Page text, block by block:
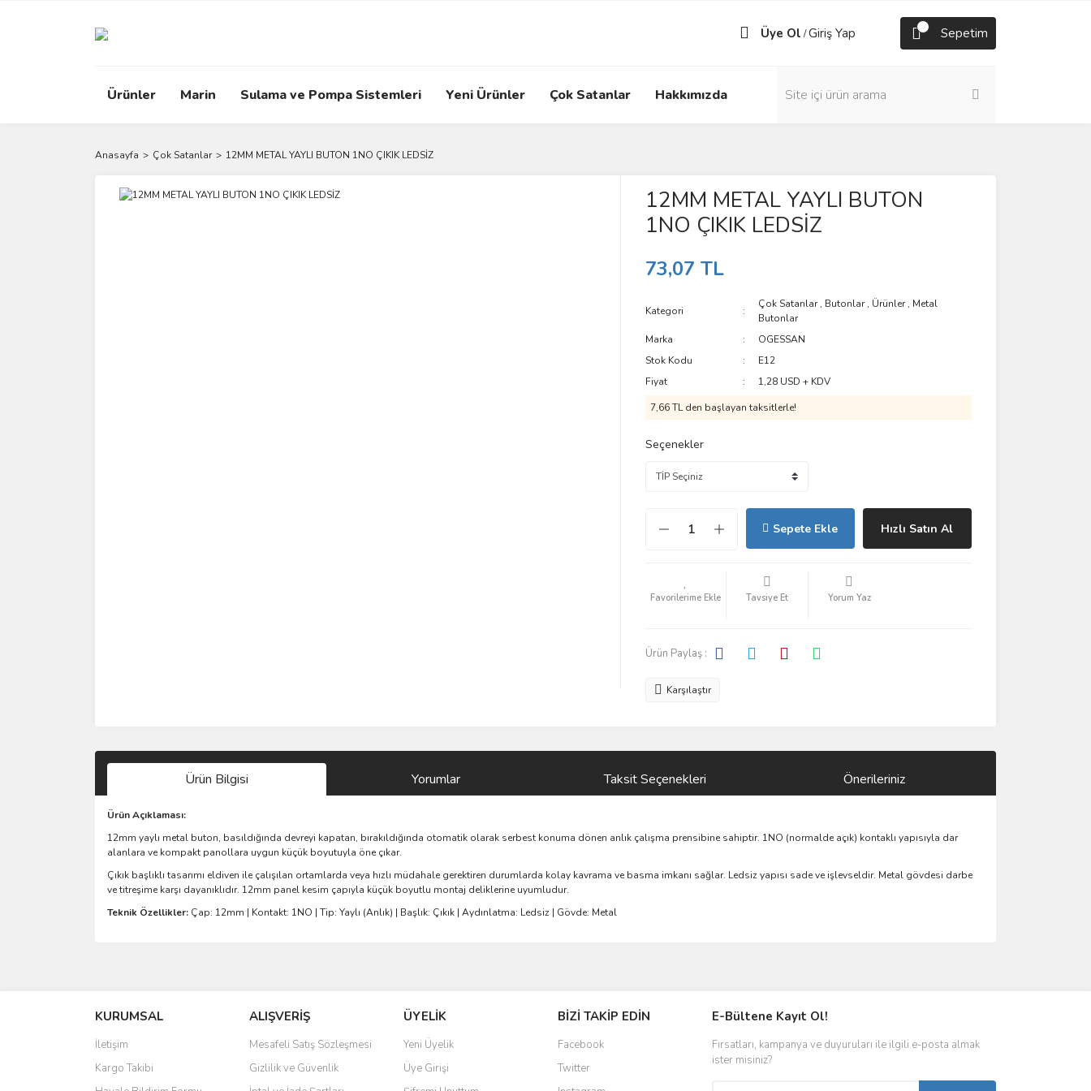
Üye Ol /Giriş Yap Sepetim
Ürünler Marin Sulama ve Pompa Sistemleri Yeni Ürünler Çok Satanlar Hakkımızda
Anasayfa Çok Satanlar 12MM METAL YAYLI BUTON 1NO ÇIKIK LEDSİZ
12MM METAL YAYLI BUTON
1NO ÇIKIK LEDSİZ
73,07 TL
Kategori
Çok Satanlar, Butonlar, Ürünler, Metal
Butonlar
Marka
OGESSAN
Stok Kodu
E12
Fiyat
1,28 USD + KDV
7,66 TL den başlayan taksitlerle!
Seçenekler
Sepete Ekle Hızlı Satın Al
Tavsiye Et Yorum Yaz
Ürün Paylaş :
Karşılaştır
Ürün Bilgisi Yorumlar Taksit Seçenekleri Önerileriniz
Ürün Açıklaması:
12mm yaylı metal buton, basıldığında devreyi kapatan, bırakıldığında otomatik olarak serbest konuma dönen anlık çalışma prensibine sahiptir. 1NO (normalde açık) kontaklı yapısıyla dar
alanlara ve kompakt panollara uygun küçük boyutuyla öne çıkar.
Çıkık başlıklı tasarımı eldiven ile çalışılan ortamlarda veya hızlı müdahale gerektiren durumlarda kolay kavrama ve basma imkanı sağlar. Ledsiz yapısı sade ve işlevseldir. Metal gövdesi darbe
ve titreşime karşı dayanıklıdır. 12mm panel kesim çapıyla küçük boyutlu montaj deliklerine uyumludur.
Teknik Özellikler: Çap: 12mm | Kontakt: 1NO | Tip: Yaylı (Anlık) | Başlık: Çıkık | Aydınlatma: Ledsiz | Gövde: Metal
Ürün resmi kalitesiz, bozuk veya görüntülenemiyor.
Ürün açıklamasında eksik bilgiler bulunuyor.
Ürün bilgilerinde hatalar bulunuyor.
Ürün fiyatı diğer sitelerden daha pahalı.
KURUMSAL
İletişim
Kargo Takibi
ALIŞVERİŞ
Mesafeli Satış Sözleşmesi
Gizlilik ve Güvenlik
ÜYELİK
Yeni Üyelik
Üye Girişi
BİZİ TAKİP EDİN
Facebook
Twitter
E-Bültene Kayıt Ol!
Fırsatları, kampanya ve duyuruları ile ilgili e-posta almak
ister misiniz?